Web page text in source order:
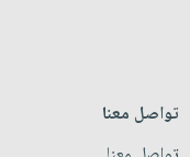
تواصل معنا